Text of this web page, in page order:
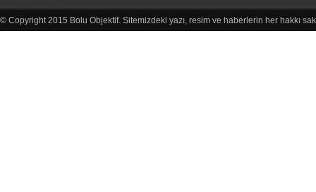
© Copyright 2015 Bolu Objektif. Sitemizdeki yazı, resim ve haberlerin her hakkı